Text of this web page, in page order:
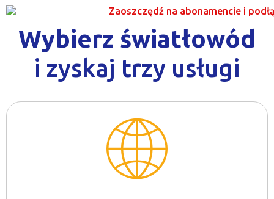
Wybierz światłowód
i zyskaj trzy usługi